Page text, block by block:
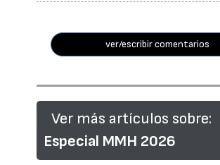
ver/escribir comentarios
Ver más artículos sobre:
Especial MMH 2026